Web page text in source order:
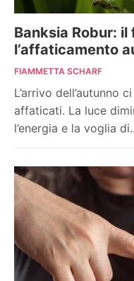
Banksia Robur:
l’affaticamento
FIAMMETTA SCHARF
L’arrivo dell’autunno
affaticati. La luce
l’energia e la voglia